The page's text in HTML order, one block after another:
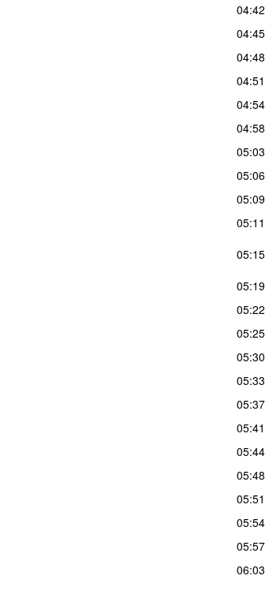
04:42
04:45
04:48
04:51
04:54
04:58
05:03
05:06
05:09
05:11
05:15
05:19
05:22
05:25
05:30
05:33
05:37
05:41
05:44
05:48
05:51
05:54
05:57
06:03